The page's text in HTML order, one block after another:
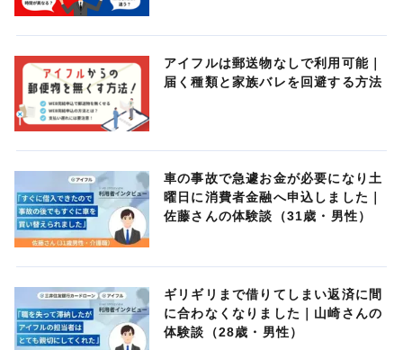
アイフルは郵送物なしで利用可能｜
届く種類と家族バレを回避する方法
車の事故で急遽お金が必要になり土
曜日に消費者金融へ申込しました｜
佐藤さんの体験談（31歳・男性）
ギリギリまで借りてしまい返済に間
に合わなくなりました｜山崎さんの
体験談（28歳・男性）